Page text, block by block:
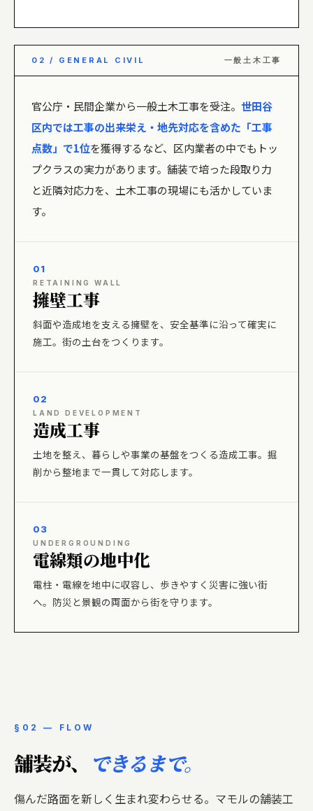
02 / GENERAL CIVIL 一般土木工事
官公庁・民間企業から一般土木工事を受注。 世田谷
区内では工事の出来栄え・地先対応を含めた「工事
点数」で1位を獲得するなど、区内業者の中でもトッ
プクラスの実力があります。舗装で培った段取り力
と近隣対応力を、土木工事の現場にも活かしていま
す。
01
RETAINING WALL
擁壁工事
斜面や造成地を支える擁壁を、安全基準に沿って確実に
施工。街の土台をつくります。
02
LAND DEVELOPMENT
造成工事
土地を整え、暮らしや事業の基盤をつくる造成工事。掘
削から整地まで一貫して対応します。
03
UNDERGROUNDING
電線類の地中化
電柱・電線を地中に収容し、歩きやすく災害に強い街
へ。防災と景観の両面から街を守ります。
§02 — FLOW
舗装が、 できるまで。
傷んだ路面を新しく生まれ変わらせる。マモルの舗装工